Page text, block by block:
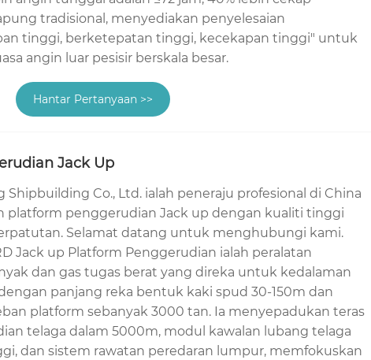
tradisional, menyediakan penyelesaian
tinggi, berketepatan tinggi, kecekapan tinggi" untuk
angin luar pesisir berskala besar.
Hantar Pertanyaan >>
Jack Up
Shipbuilding Co., Ltd. ialah peneraju profesional di China
platform penggerudian Jack up dengan kualiti tinggi
Selamat datang untuk menghubungi kami.
Jack up Platform Penggerudian ialah peralatan
dan gas tugas berat yang direka untuk kedalaman
panjang reka bentuk kaki spud 30-150m dan
platform sebanyak 3000 tan. Ia menyepadukan teras
telaga dalam 5000m, modul kawalan lubang telaga
dan sistem rawatan peredaran lumpur, memfokuskan